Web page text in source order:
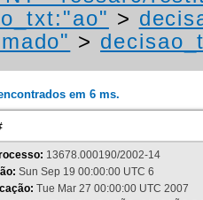
>
>
em 6 ms.
13678.000190/2002-14
Sun Sep 19 00:00:00 UTC 6
Tue Mar 27 00:00:00 UTC 2007